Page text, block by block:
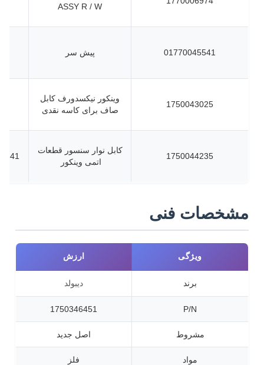
ASSY R / W
01770045541 پیش سر
1750043025
وینکور نیکسدورف کابل
صاف برای کاسه نقدی
1750044235
کابل نوار سنسور قطعات
اتمی وینکور
مشخصات فنی
ویژگی ارزش
برند دیبولد
P/N
1750346451
مشروط اصل جدید
مواد فلز